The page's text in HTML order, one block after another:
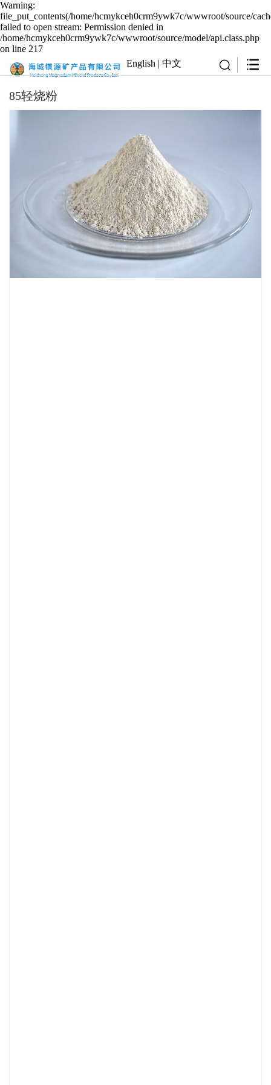
Warning:
file_put_contents(/home/hcmykceh0crm9ywk7c/wwwroot/source/
failed to open stream: Permission denied in
/home/hcmykceh0crm9ywk7c/wwwroot/source/model/api.class.php
on line 217
English |中文
85轻烧粉